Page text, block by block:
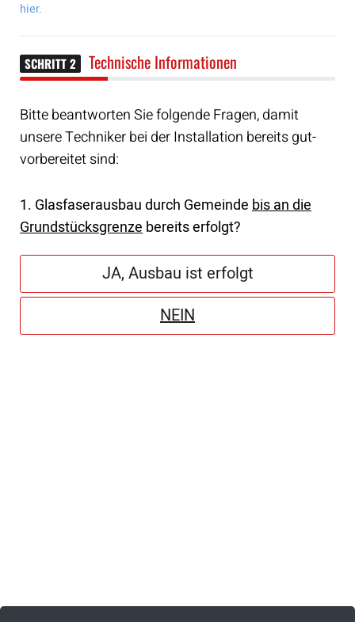
hier.
SCHRITT 2 Technische Informationen
Bitte beantworten Sie folgende Fragen, damit
unsere Techniker bei der Installation bereits gut-
vorbereitet sind:
1. Glasfaserausbau durch Gemeindebis an die
Grundstücksgrenzebereits erfolgt?
JA, Ausbau ist erfolgt
NEIN